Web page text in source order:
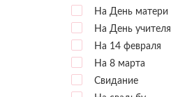
На День матери
На День учителя
На 14 февраля
На 8 марта
Свидание